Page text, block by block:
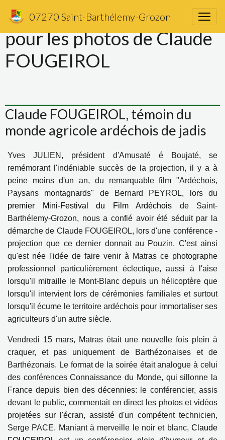
07270 Saint-Barthélemy-Grozon
Salle comble à Matras
pour les photos de Claude
FOUGEIROL
Claude FOUGEIROL, témoin du
monde agricole ardéchois de jadis
Yves JULIEN, président d'Amusaté é Boujaté, se
remémorant l'indéniable succès de la projection, il y a à
peine moins d'un an, du remarquable film "Ardéchois,
Paysans montagnards" de Bernard PEYROL, lors du
premier Mini-Festival du Film Ardéchois de Saint-
Barthélemy-Grozon, nous a confié avoir été séduit par la
démarche de Claude FOUGEIROL, lors d'une conférence -
projection que ce dernier donnait au Pouzin. C'est ainsi
qu'est née l'idée de faire venir à Matras ce photographe
professionnel particulièrement éclectique, aussi à l'aise
lorsqu'il mitraille le Mont-Blanc depuis un hélicoptère que
lorsqu'il intervient lors de cérémonies familiales et surtout
lorsqu'il écume le territoire ardéchois pour immortaliser ses
agriculteurs d'un autre siècle.
Vendredi 15 mars, Matras était une nouvelle fois plein à
craquer, et pas uniquement de Barthézonaises et de
Barthézonais. Le format de la soirée était analogue à celui
des conférences Connaissance du Monde, qui sillonne la
France depuis bien des décennies: le conférencier, assis
devant le public, commentait en direct les photos et vidéos
projetées sur l'écran, assisté d'un compétent technicien,
Serge PACE. Maniant à merveille le noir et blanc, Claude